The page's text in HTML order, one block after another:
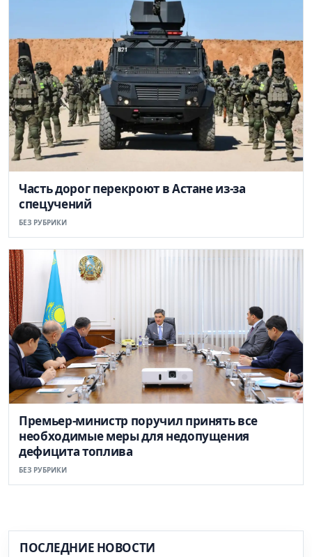
Часть дорог перекроют в Астане из-за
спецучений
БЕЗ РУБРИКИ
Премьер-министр поручил принять все
необходимые меры для недопущения
дефицита топлива
БЕЗ РУБРИКИ
ПОСЛЕДНИЕ НОВОСТИ